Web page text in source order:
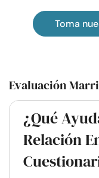
Toma
Evaluación
¿Qué
Relación